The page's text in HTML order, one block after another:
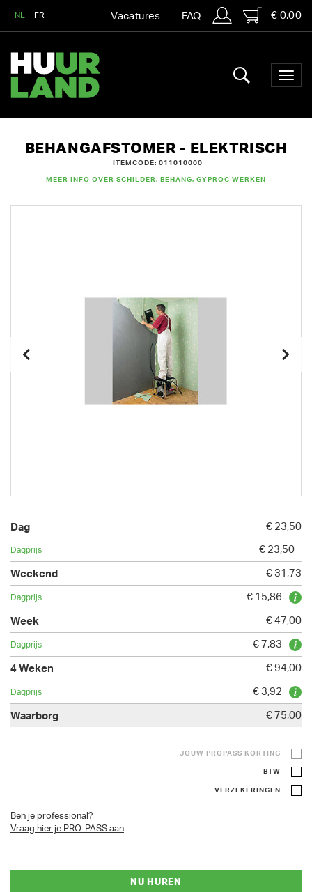
NL FR Vacatures FAQ € 0,00
BEHANGAFSTOMER - ELEKTRISCH
ITEMCODE: 011010000
MEER INFO OVER SCHILDER, BEHANG, GYPROC WERKEN
€ 23,50
€ 23,50
€ 31,73
€ 15,86
€ 47,00
€ 7,83
€ 94,00
€ 3,92
€ 75,00
JOUW PROPASS KORTING
BTW
VERZEKERINGEN
Ben je professional?
Vraag hier je PRO-PASS aan
NU HUREN